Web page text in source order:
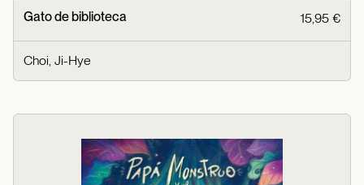
Gato de biblioteca 15,95 €
Choi, Ji-Hye